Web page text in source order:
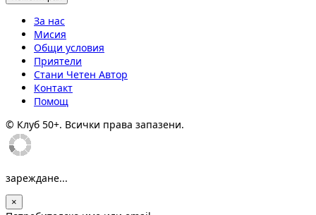
За нас
Мисия
Общи условия
Приятели
Стани Четен Автор
Контакт
Помощ
© Клуб 50+. Всички права запазени.
зареждане...
×